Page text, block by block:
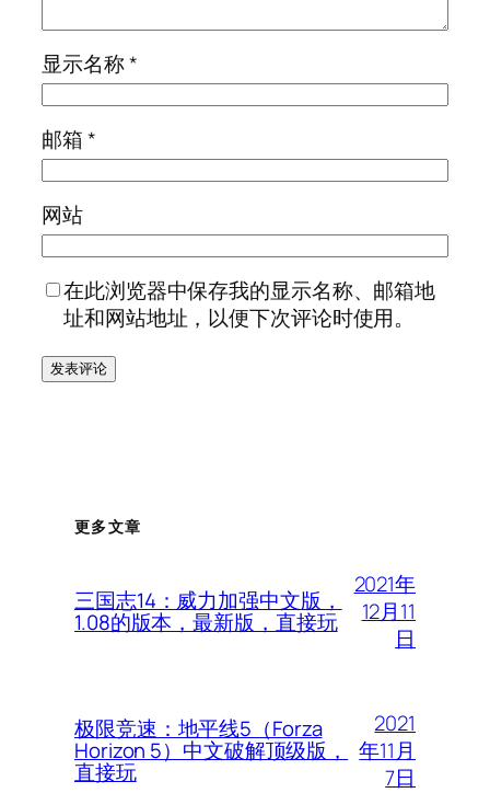
显示名称*
邮箱*
网站
在此浏览器中保存我的显示名称、邮箱地
址和网站地址，以便下次评论时使用。
更多文章
三国志14：威力加强中文版，
1.08的版本，最新版，直接玩
2021年
12月11
日
极限竞速：地平线5（Forza
Horizon 5）中文破解顶级版，
直接玩
2021
年11月
7日